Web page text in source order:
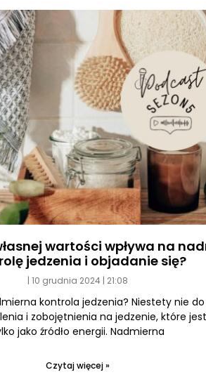
wartości wpływa na
jedzenia i objadanie się?
10 grudnia 2024 21:08
kontrola jedzenia? Niestety nie do
i zobojętnienia na jedzenie, które
jako źródło energii. Nadmierna
Czytaj więcej »